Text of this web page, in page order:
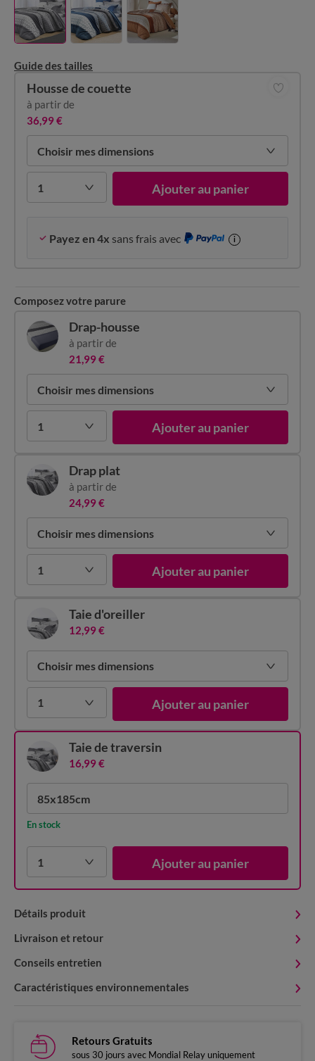
Guide des tailles
Choisir mes dimensions
1 Ajouter au panier
Payez en 4x sans frais avec i
Housse de couette
à partir de
36,99 €
Composez votre parure
Choisir mes dimensions
1 Ajouter au panier
Drap-housse
à partir de
21,99 €
Choisir mes dimensions
1 Ajouter au panier
Drap plat
à partir de
24,99 €
Choisir mes dimensions
1 Ajouter au panier
Taie d'oreiller
12,99 €
85x185cm
En stock
1 Ajouter au panier
Taie de traversin
16,99 €
Détails produit
Livraison et retour
Conseils entretien
Caractéristiques environnementales
Retours Gratuits
sous 30 jours avec Mondial Relay uniquement